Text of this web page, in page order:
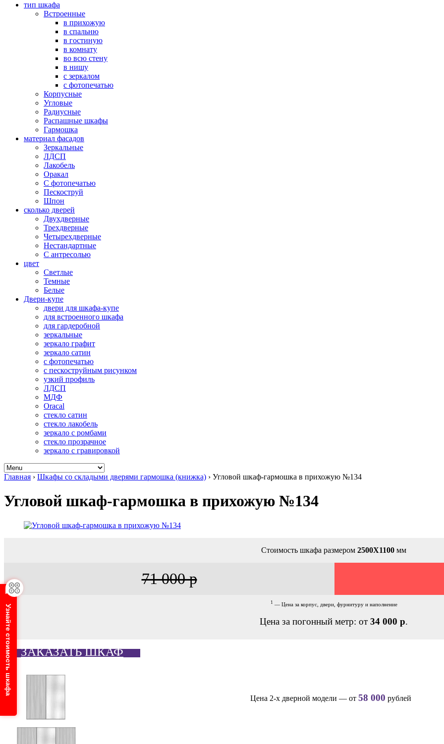
тип шкафа
Встроенные
в прихожую
в спальню
в гостиную
в комнату
во всю стену
в нишу
с зеркалом
с фотопечатью
Корпусные
Угловые
Радиусные
Распашные шкафы
Гармошка
материал фасадов
Зеркальные
ЛДСП
Лакобель
Оракал
С фотопечатью
Пескоструй
Шпон
сколько дверей
Двухдверные
Трехдверные
Четырехдверные
Нестандартные
С антресолью
цвет
Светлые
Темные
Белые
Двери-купе
двери для шкафа-купе
для встроенного шкафа
для гардеробной
зеркальные
зеркало графит
зеркало сатин
с фотопечатью
с пескоструйным рисунком
узкий профиль
ЛДСП
МДФ
Oracal
стекло сатин
стекло лакобель
зеркало с ромбами
стекло прозрачное
зеркало с гравировкой
Главная › Шкафы со складыми дверями гармошка (книжка) › Угловой шкаф-гармошка в прихожую №134
Угловой шкаф-гармошка в прихожую №134
Стоимость шкафа размером 2500Х1100 мм
71 000 р
1 — Цена за корпус, двери, фурнитуру и наполнение
Цена за погонный метр: от 34 000 р.
ЗАКАЗАТЬ ШКАФ
Цена 2-х дверной модели — от 58 000 рублей
Узнайте стоимость шкафа